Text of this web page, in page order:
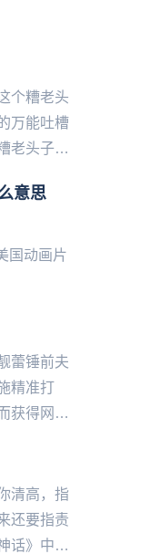
个糟老头
万能吐槽
老头子坏
意思
国动画片
蕾锤前夫
精准打
获得网友
清高，指
还要指责
话》中赵